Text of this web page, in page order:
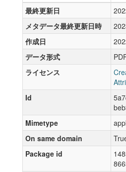
最終更新日
メタデータ最終更新日時
作成日
データ形式
ライセンス
Id
Mimetype
On same domain
Package id